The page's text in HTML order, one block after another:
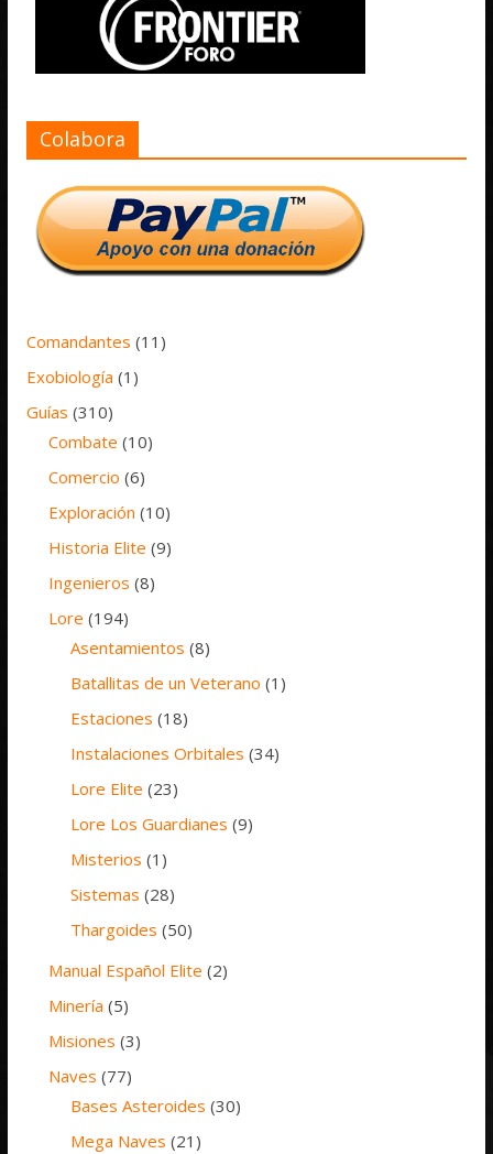
Colabora
Comandantes (11)
Exobiología (1)
Guías (310)
Combate (10)
Comercio (6)
Exploración (10)
Historia Elite (9)
Ingenieros (8)
Lore (194)
Asentamientos (8)
Batallitas de un Veterano (1)
Estaciones (18)
Instalaciones Orbitales (34)
Lore Elite (23)
Lore Los Guardianes (9)
Misterios (1)
Sistemas (28)
Thargoides (50)
Manual Español Elite (2)
Minería (5)
Misiones (3)
Naves (77)
Bases Asteroides (30)
Mega Naves (21)